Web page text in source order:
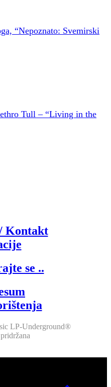
“Nepoznato: Svemirski
Tull – “Living in the
Kontakt
se ..
LP-Underground®